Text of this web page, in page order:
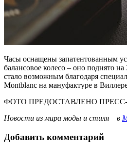
Часы оснащены запатентованным
балансовое колесо – оно поднято
стало возможным благодаря
Montblanc на мануфактуре в
ФОТО ПРЕДОСТАВЛЕНО
Новости из мира моды и стиля – в
Добавить комментарий